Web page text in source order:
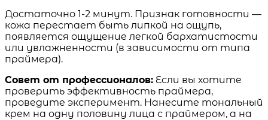
Достаточно 1-2 минут. Признак готовности —
кожа перестает быть липкой на ощупь,
появляется ощущение легкой бархатистости
или увлажненности (в зависимости от типа
праймера).
Совет от профессионалов: Если вы хотите
проверить эффективность праймера,
проведите эксперимент. Нанесите тональный
крем на одну половину лица с праймером, а на